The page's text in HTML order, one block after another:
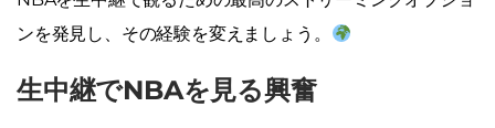
ンを発見し、その経験を変えましょう。
生中継でNBAを見る興奮